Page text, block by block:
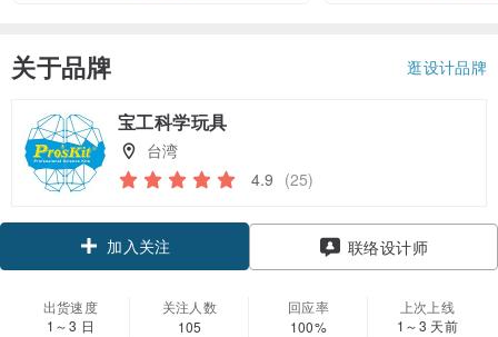
关于品牌 逛设计品牌
宝工科学玩具
台湾
4.9 (25)
加入关注 联络设计师
出货速度
1～3 日
关注人数
105
回应率
100%
上次上线
1～3 天前